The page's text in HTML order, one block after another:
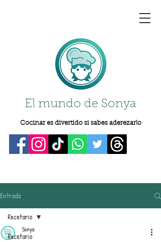
El mundo de Sonya
Cocinar es divertido si sabes aderezarlo
Entrada
Recetario
Recetario
Sonya